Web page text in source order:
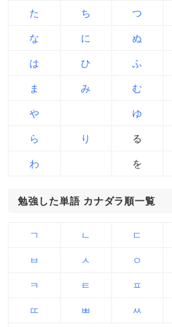
た ち つ
な に ぬ
は ひ ふ
ま み む
や ゆ
ら り る
わ を
勉強した単語 カナダラ順一覧
ㄱ ㄴ ㄷ
ㅂ ㅅ ㅇ
ㅋ ㅌ ㅍ
ㄸ ㅃ ㅆ